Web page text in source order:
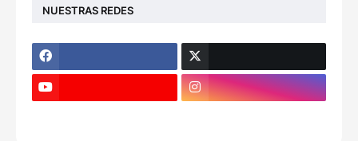
NUESTRAS REDES